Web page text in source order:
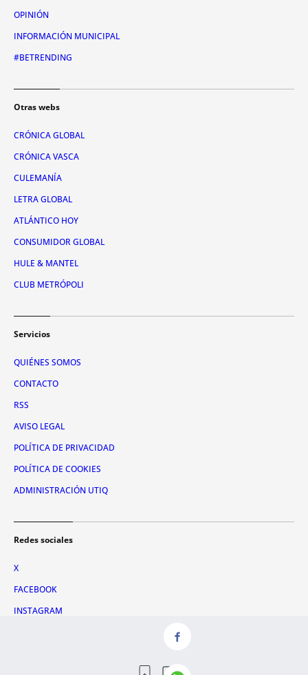
OPINIÓN
INFORMACIÓN MUNICIPAL
#BETRENDING
Otras webs
CRÓNICA GLOBAL
CRÓNICA VASCA
CULEMANÍA
LETRA GLOBAL
ATLÁNTICO HOY
CONSUMIDOR GLOBAL
HULE & MANTEL
CLUB METRÓPOLI
Servicios
QUIÉNES SOMOS
CONTACTO
RSS
AVISO LEGAL
POLÍTICA DE PRIVACIDAD
POLÍTICA DE COOKIES
ADMINISTRACIÓN UTIQ
Redes sociales
X
FACEBOOK
INSTAGRAM